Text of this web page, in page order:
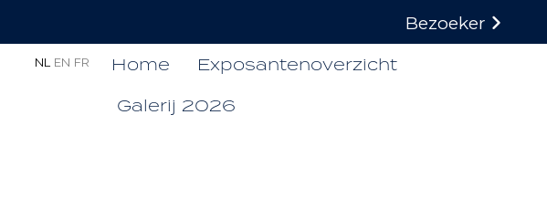
Bezoeker
NL EN FR Home
Exposantenoverzicht
Galerij 2026